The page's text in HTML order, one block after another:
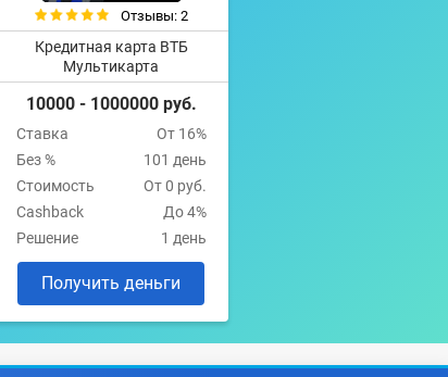
Отзывы: 2
Кредитная карта ВТБ
Мультикарта
10000 - 1000000 руб.
Ставка
От 16%
Без %
101 день
Стоимость
От 0 руб.
Cashback
До 4%
Решение
1 день
Получить деньги